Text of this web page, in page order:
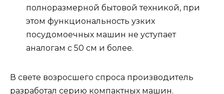
полноразмерной бытовой техникой, при
этом функциональность узких
посудомоечных машин не уступает
аналогам с 50 см и более.
В свете возросшего спроса производитель
разработал серию компактных машин.